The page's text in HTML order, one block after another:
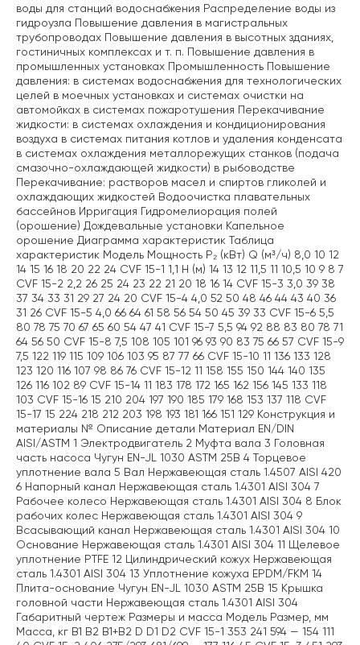
воды для станций водоснабжения Распределение воды из
гидроузла Повышение давления в магистральных
трубопроводах Повышение давления в высотных зданиях,
гостиничных комплексах и т. п. Повышение давления в
промышленных установках Промышленность Повышение
давления: в системах водоснабжения для технологических
целей в моечных установках и системах очистки на
автомойках в системах пожаротушения Перекачивание
жидкости: в системах охлаждения и кондиционирования
воздуха в системах питания котлов и удаления конденсата
в системах охлаждения металлорежущих станков (подача
смазочно-охлаждающей жидкости) в рыбоводстве
Перекачивание: растворов масел и спиртов гликолей и
охлаждающих жидкостей Водоочистка плавательных
бассейнов Ирригация Гидромелиорация полей
(орошение) Дождевальные установки Капельное
орошение Диаграмма характеристик Таблица
характеристик Модель Мощность P₂ (кВт) Q (м³/ч) 8,0 10 12
14 15 16 18 20 22 24 CVF 15-1 1,1 H (м) 14 13 12 11,5 11 10,5 10 9 8 7
CVF 15-2 2,2 26 25 24 23 22 21 20 18 16 14 CVF 15-3 3,0 39 38
37 34 33 31 29 27 24 20 CVF 15-4 4,0 52 50 48 46 44 43 40 36
31 26 CVF 15-5 4,0 66 64 61 58 56 54 50 45 39 33 CVF 15-6 5,5
80 78 75 70 67 65 60 54 47 41 CVF 15-7 5,5 94 92 88 83 80 78 71
64 56 50 CVF 15-8 7,5 108 105 101 96 93 90 83 75 66 57 CVF 15-9
7,5 122 119 115 109 106 103 95 87 77 66 CVF 15-10 11 136 133 128
123 120 116 107 98 86 76 CVF 15-12 11 158 155 150 144 140 135
126 116 102 89 CVF 15-14 11 183 178 172 165 162 156 145 133 118
103 CVF 15-16 15 210 204 197 190 185 179 168 153 137 118 CVF
15-17 15 224 218 212 203 198 193 181 166 151 129 Конструкция и
материалы № Описание детали Материал EN/DIN
AISI/ASTM 1 Электродвигатель 2 Муфта вала 3 Головная
часть насоса Чугун EN-JL 1030 ASTM 25B 4 Торцевое
уплотнение вала 5 Вал Нержавеющая сталь 1.4507 AISI 420
6 Напорный канал Нержавеющая сталь 1.4301 AISI 304 7
Рабочее колесо Нержавеющая сталь 1.4301 AISI 304 8 Блок
рабочих колес Нержавеющая сталь 1.4301 AISI 304 9
Всасывающий канал Нержавеющая сталь 1.4301 AISI 304 10
Основание Нержавеющая сталь 1.4301 AISI 304 11 Щелевое
уплотнение PTFE 12 Цилиндрический кожух Нержавеющая
сталь 1.4301 AISI 304 13 Уплотнение кожуха EPDM/FKM 14
Плита-основание Чугун EN-JL 1030 ASTM 25B 15 Крышка
головной части Нержавеющая сталь 1.4301 AISI 304
Габаритный чертеж Размеры и масса Модель Размер, мм
Масса, кг B1 B2 B1+B2 D D1 D2 CVF 15-1 353 241 594 — 154 111